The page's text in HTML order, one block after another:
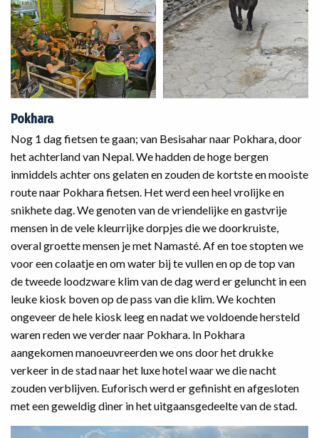
Pokhara
Nog 1 dag fietsen te gaan; van Besisahar naar Pokhara, door
het achterland van Nepal. We hadden de hoge bergen
inmiddels achter ons gelaten en zouden de kortste en mooiste
route naar Pokhara fietsen. Het werd een heel vrolijke en
snikhete dag. We genoten van de vriendelijke en gastvrije
mensen in de vele kleurrijke dorpjes die we doorkruiste,
overal groette mensen je met Namasté. Af en toe stopten we
voor een colaatje en om water bij te vullen en op de top van
de tweede loodzware klim van de dag werd er geluncht in een
leuke kiosk boven op de pass van die klim. We kochten
ongeveer de hele kiosk leeg en nadat we voldoende hersteld
waren reden we verder naar Pokhara. In Pokhara
aangekomen manoeuvreerden we ons door het drukke
verkeer in de stad naar het luxe hotel waar we die nacht
zouden verblijven. Euforisch werd er gefinisht en afgesloten
met een geweldig diner in het uitgaansgedeelte van de stad.